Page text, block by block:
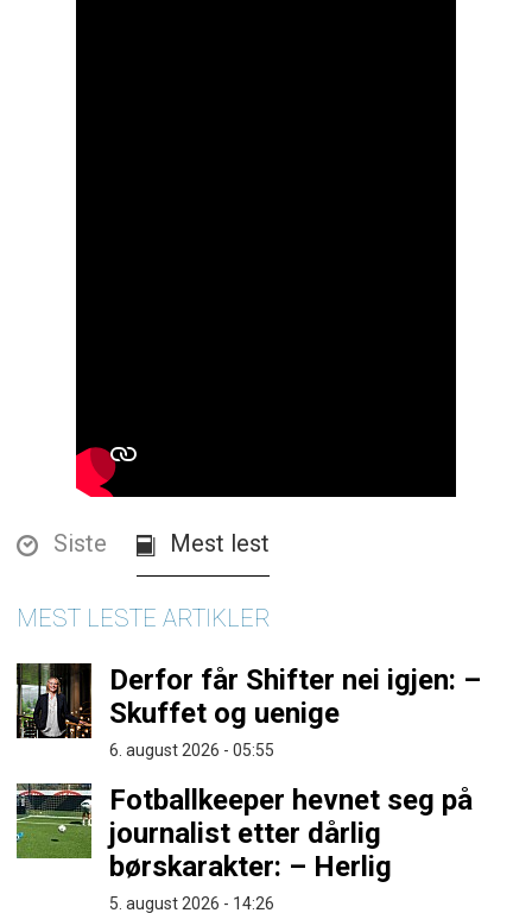
Siste Mest lest
MEST LESTE ARTIKLER
Derfor får Shifter nei igjen: –
Skuffet og uenige
6. august 2026 - 05:55
Fotballkeeper hevnet seg på
journalist etter dårlig
børskarakter: – Herlig
5. august 2026 - 14:26